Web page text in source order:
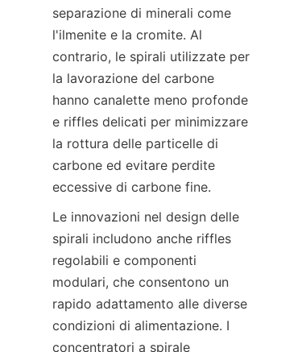
separazione di minerali come
l'ilmenite e la cromite. Al
contrario, le spirali utilizzate per
la lavorazione del carbone
hanno canalette meno profonde
e riffles delicati per minimizzare
la rottura delle particelle di
carbone ed evitare perdite
Le innovazioni nel design delle
spirali includono anche riffles
regolabili e componenti
modulari, che consentono un
rapido adattamento alle diverse
condizioni di alimentazione. I
concentratori a spirale